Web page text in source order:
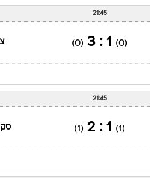
6
3
6
2
2
2
6
1
1
4
(0)
1 : 3
(0)